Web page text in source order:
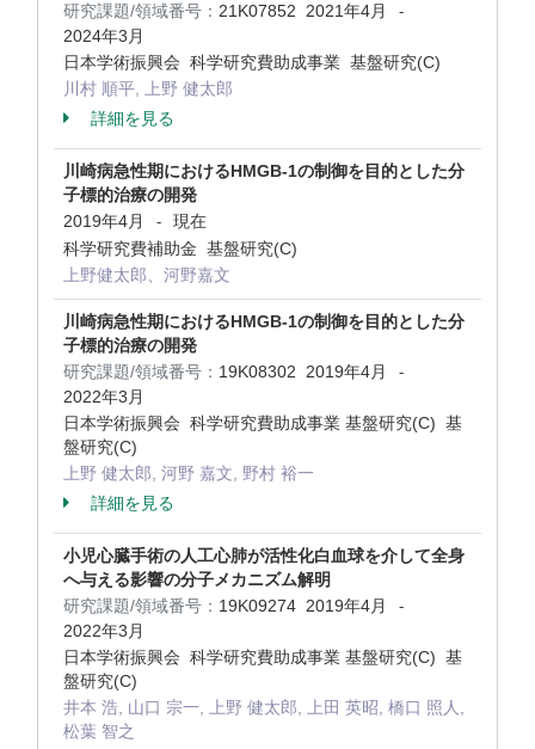
研究課題/領域番号： 21K07852 2021年4月 -
2024年3月
日本学術振興会 科学研究費助成事業 基盤研究(C)
川村 順平, 上野 健太郎
詳細を見る
川崎病急性期におけるHMGB-1の制御を目的とした分
子標的治療の開発
2019年4月
-
現在
科学研究費補助金 基盤研究(C)
上野健太郎、河野嘉文
川崎病急性期におけるHMGB-1の制御を目的とした分
子標的治療の開発
研究課題/領域番号： 19K08302 2019年4月 -
2022年3月
日本学術振興会 科学研究費助成事業 基盤研究(C) 基
盤研究(C)
上野 健太郎, 河野 嘉文, 野村 裕一
詳細を見る
小児心臓手術の人工心肺が活性化白血球を介して全身
へ与える影響の分子メカニズム解明
研究課題/領域番号： 19K09274 2019年4月 -
2022年3月
日本学術振興会 科学研究費助成事業 基盤研究(C) 基
盤研究(C)
井本 浩, 山口 宗一, 上野 健太郎, 上田 英昭, 橋口 照人,
松葉 智之